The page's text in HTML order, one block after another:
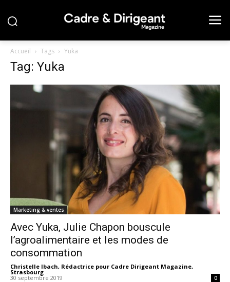
Accueil Tags Yuka
Tag: Yuka
Marketing & ventes
Avec Yuka, Julie Chapon bouscule
l’agroalimentaire et les modes de
consommation
Christelle Ibach, Rédactrice pour Cadre Dirigeant Magazine,
Strasbourg -
30 septembre 2019 0